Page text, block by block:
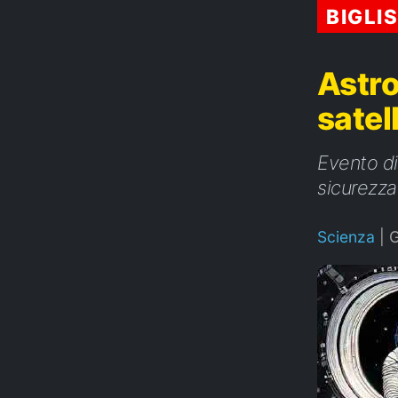
Evento
Scienza